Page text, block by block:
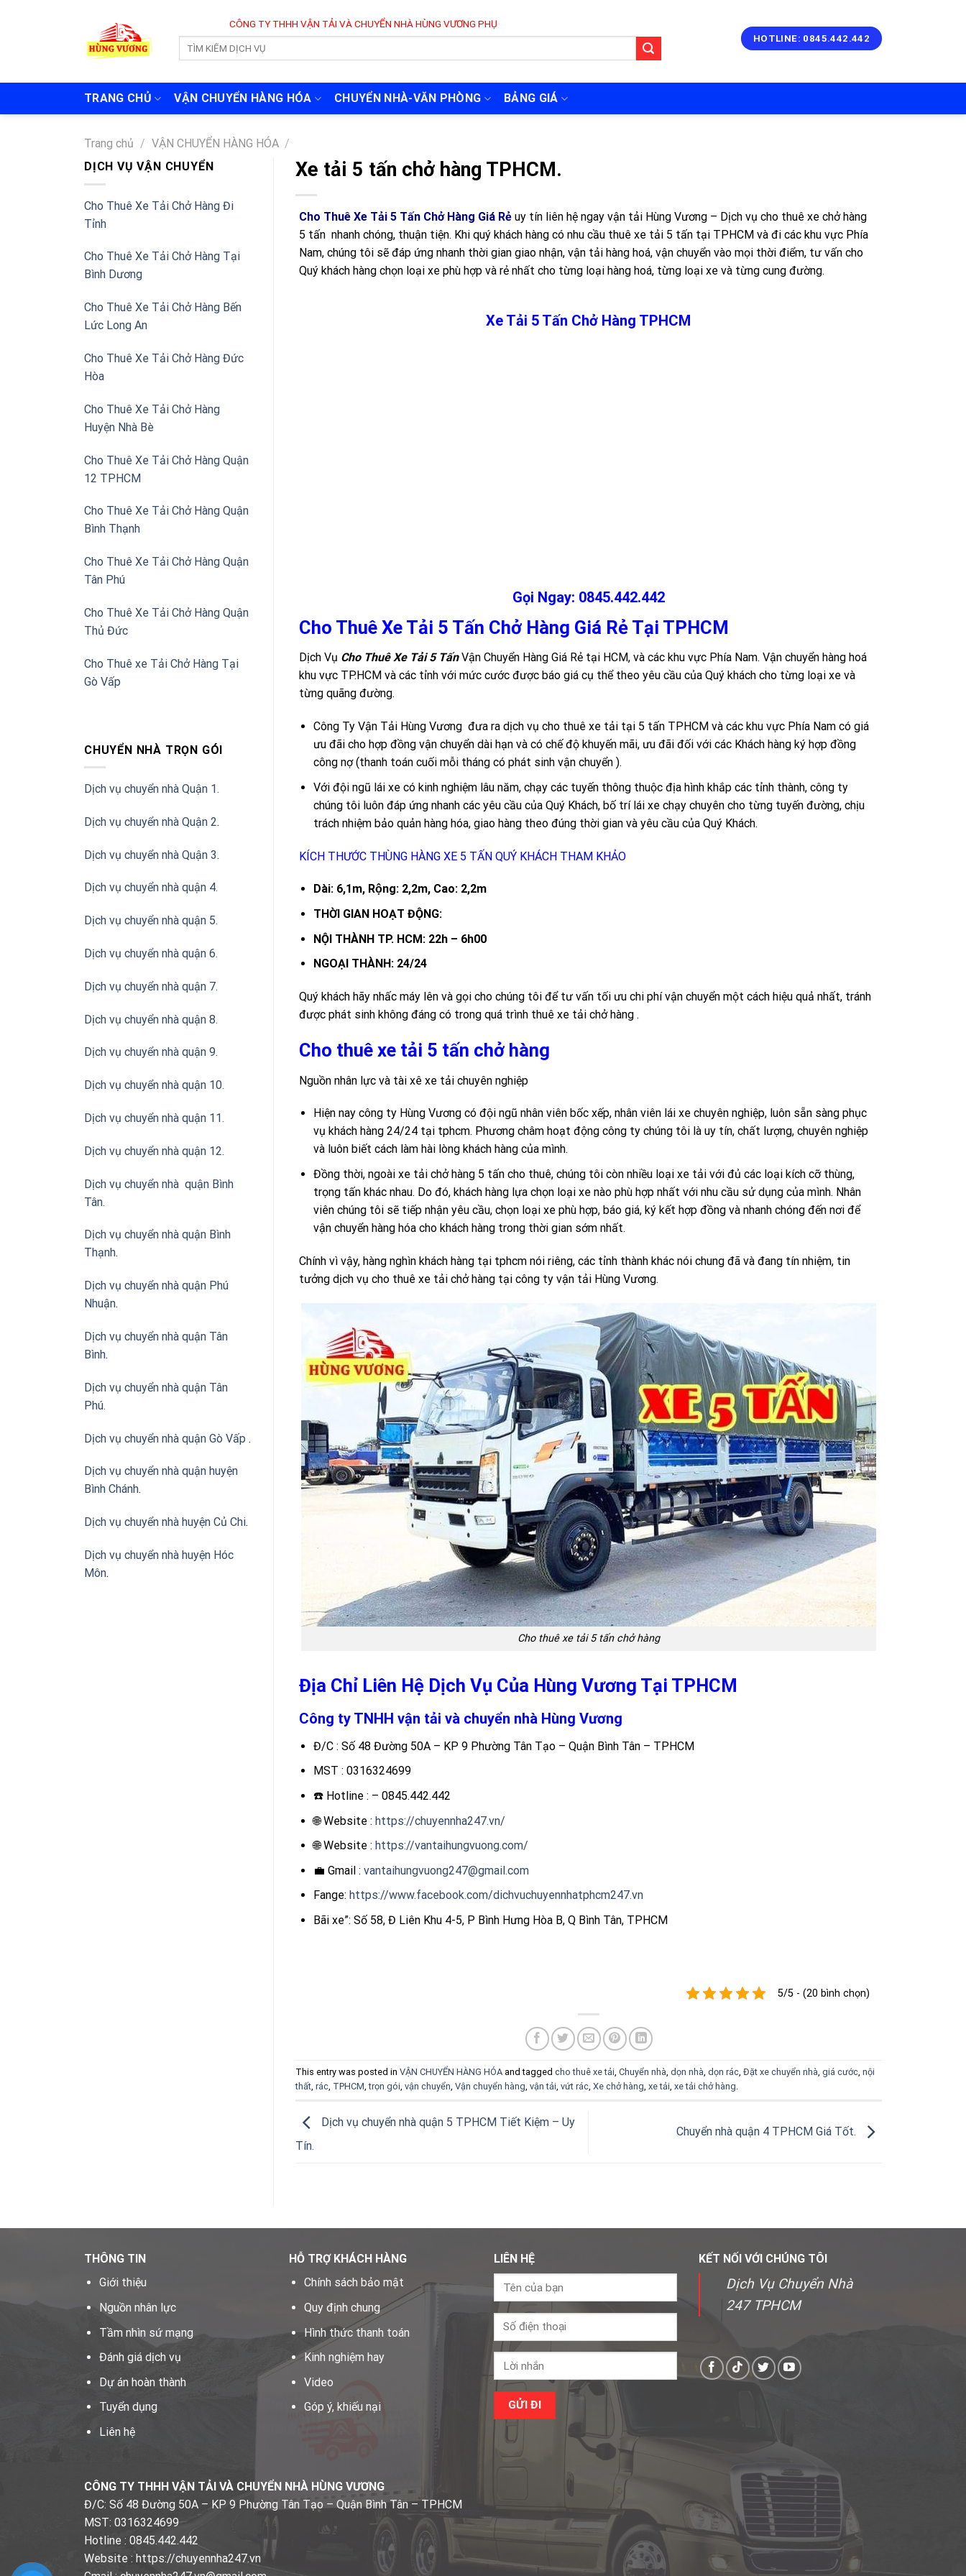
CÔNG TY THHH VẬN TẢI VÀ CHUYỂN NHÀ HÙNG VƯƠNG PHỤC VỤ 24/7
HOTLINE: 0845.442.442
TRANG CHỦ VẬN CHUYỂN HÀNG HÓA CHUYỂN NHÀ-VĂN PHÒNG BẢNG GIÁ
Trang chủ / VẬN CHUYỂN HÀNG HÓA /
DỊCH VỤ VẬN CHUYỂN
Cho Thuê Xe Tải Chở Hàng Đi
Tỉnh
Cho Thuê Xe Tải Chở Hàng Tại
Bình Dương
Cho Thuê Xe Tải Chở Hàng Bến
Lức Long An
Cho Thuê Xe Tải Chở Hàng Đức
Hòa
Cho Thuê Xe Tải Chở Hàng
Huyện Nhà Bè
Cho Thuê Xe Tải Chở Hàng Quận
12 TPHCM
Cho Thuê Xe Tải Chở Hàng Quận
Bình Thạnh
Cho Thuê Xe Tải Chở Hàng Quận
Tân Phú
Cho Thuê Xe Tải Chở Hàng Quận
Thủ Đức
Cho Thuê xe Tải Chở Hàng Tại
Gò Vấp
CHUYỂN NHÀ TRỌN GÓI
Dịch vụ chuyển nhà Quận 1.
Dịch vụ chuyển nhà Quận 2.
Dịch vụ chuyển nhà Quận 3.
Dịch vụ chuyển nhà quận 4.
Dịch vụ chuyển nhà quận 5.
Dịch vụ chuyển nhà quận 6.
Dịch vụ chuyển nhà quận 7.
Dịch vụ chuyển nhà quận 8.
Dịch vụ chuyển nhà quận 9.
Dịch vụ chuyển nhà quận 10.
Dịch vụ chuyển nhà quận 11.
Dịch vụ chuyển nhà quận 12.
Dịch vụ chuyển nhà quận Bình
Tân.
Dịch vụ chuyển nhà quận Bình
Thạnh.
Dịch vụ chuyển nhà quận Phú
Nhuận.
Dịch vụ chuyển nhà quận Tân
Bình.
Dịch vụ chuyển nhà quận Tân
Phú.
Dịch vụ chuyển nhà quận Gò Vấp .
Dịch vụ chuyển nhà quận huyện
Bình Chánh.
Dịch vụ chuyển nhà huyện Củ Chi.
Dịch vụ chuyển nhà huyện Hóc
Môn.
Xe tải 5 tấn chở hàng TPHCM.
Cho Thuê Xe Tải 5 Tấn Chở Hàng Giá Rẻ uy tín liên hệ ngay vận tải Hùng Vương – Dịch vụ cho thuê xe chở hàng
5 tấn nhanh chóng, thuận tiện. Khi quý khách hàng có nhu cầu thuê xe tải 5 tấn tại TPHCM và đi các khu vực Phía
Nam, chúng tôi sẽ đáp ứng nhanh thời gian giao nhận, vận tải hàng hoá, vận chuyển vào mọi thời điểm, tư vấn cho
Quý khách hàng chọn loại xe phù hợp và rẻ nhất cho từng loại hàng hoá, từng loại xe và từng cung đường.
Xe Tải 5 Tấn Chở Hàng TPHCM
Gọi Ngay: 0845.442.442
Cho Thuê Xe Tải 5 Tấn Chở Hàng Giá Rẻ Tại TPHCM
Dịch Vụ Cho Thuê Xe Tải 5 TấnVận Chuyển Hàng Giá Rẻ tại HCM, và các khu vực Phía Nam. Vận chuyển hàng hoá
khu vực TP.HCM và các tỉnh với mức cước được báo giá cụ thể theo yêu cầu của Quý khách cho từng loại xe và
từng quãng đường.
Công Ty Vận Tải Hùng Vương đưa ra dịch vụ cho thuê xe tải tại 5 tấn TPHCM và các khu vực Phía Nam có giá
ưu đãi cho hợp đồng vận chuyển dài hạn và có chế độ khuyến mãi, ưu đãi đối với các Khách hàng ký hợp đồng
công nợ (thanh toán cuối mỗi tháng có phát sinh vận chuyển ).
Với đội ngũ lái xe có kinh nghiệm lâu năm, chạy các tuyến thông thuộc địa hình khắp các tỉnh thành, công ty
chúng tôi luôn đáp ứng nhanh các yêu cầu của Quý Khách, bố trí lái xe chạy chuyên cho từng tuyến đường, chịu
trách nhiệm bảo quản hàng hóa, giao hàng theo đúng thời gian và yêu cầu của Quý Khách.
KÍCH THƯỚC THÙNG HÀNG XE 5 TẤN QUÝ KHÁCH THAM KHẢO
Dài: 6,1m, Rộng: 2,2m, Cao: 2,2m
THỜI GIAN HOẠT ĐỘNG:
NỘI THÀNH TP. HCM: 22h – 6h00
NGOẠI THÀNH: 24/24
Quý khách hãy nhấc máy lên và gọi cho chúng tôi để tư vấn tối ưu chi phí vận chuyển một cách hiệu quả nhất, tránh
được phát sinh không đáng có trong quá trình thuê xe tải chở hàng .
Cho thuê xe tải 5 tấn chở hàng
Nguồn nhân lực và tài xê xe tải chuyên nghiệp
Hiện nay công ty Hùng Vương có đội ngũ nhân viên bốc xếp, nhân viên lái xe chuyên nghiệp, luôn sẵn sàng phục
vụ khách hàng 24/24 tại tphcm. Phương châm hoạt động công ty chúng tôi là uy tín, chất lượng, chuyên nghiệp
và luôn biết cách làm hài lòng khách hàng của mình.
Đồng thời, ngoài xe tải chở hàng 5 tấn cho thuê, chúng tôi còn nhiều loại xe tải với đủ các loại kích cỡ thùng,
trọng tấn khác nhau. Do đó, khách hàng lựa chọn loại xe nào phù hợp nhất với nhu cầu sử dụng của mình. Nhân
viên chúng tôi sẽ tiếp nhận yêu cầu, chọn loại xe phù hợp, báo giá, ký kết hợp đồng và nhanh chóng đến nơi để
vận chuyển hàng hóa cho khách hàng trong thời gian sớm nhất.
Chính vì vậy, hàng nghìn khách hàng tại tphcm nói riêng, các tỉnh thành khác nói chung đã và đang tín nhiệm, tin
tưởng dịch vụ cho thuê xe tải chở hàng tại công ty vận tải Hùng Vương.
Cho thuê xe tải 5 tấn chở hàng
Địa Chỉ Liên Hệ Dịch Vụ Của Hùng Vương Tại TPHCM
Công ty TNHH vận tải và chuyển nhà Hùng Vương
Đ/C : Số 48 Đường 50A – KP 9 Phường Tân Tạo – Quận Bình Tân – TPHCM
MST : 0316324699
☎️ Hotline : – 0845.442.442
🌐 Website :https://chuyennha247.vn/
🌐 Website : https://vantaihungvuong.com/
💼 Gmail :vantaihungvuong247@gmail.com
Fange: https://www.facebook.com/dichvuchuyennhatphcm247.vn
Bãi xe”: Số 58, Đ Liên Khu 4-5, P Bình Hưng Hòa B, Q Bình Tân, TPHCM
5/5 - (20 bình chọn)
This entry was posted in VẬN CHUYỂN HÀNG HÓAand tagged cho thuê xe tải, Chuyển nhà, dọn nhà, dọn rác, Đặt xe chuyển nhà, giá cước, nội
thất, rác, TPHCM,trọn gói, vận chuyển, Vận chuyển hàng, vận tải, vứt rác, Xe chở hàng, xe tải, xe tải chở hàng.
Dịch vụ chuyển nhà quận 5 TPHCM Tiết Kiệm – Uy
Tín.
Chuyển nhà quận 4 TPHCM Giá Tốt.
THÔNG TIN
Giới thiệu
Nguồn nhân lực
Tầm nhìn sứ mạng
Đánh giá dịch vụ
Dự án hoàn thành
Tuyển dụng
Liên hệ
HỖ TRỢ KHÁCH HÀNG
Chính sách bảo mật
Quy định chung
Hình thức thanh toán
Kinh nghiệm hay
Video
Góp ý, khiếu nại
LIÊN HỆ KẾT NỐI VỚI CHÚNG TÔI
Dịch Vụ Chuyển Nhà
247 TPHCM
CÔNG TY THHH VẬN TẢI VÀ CHUYỂN NHÀ HÙNG VƯƠNG
Đ/C: Số 48 Đường 50A – KP 9 Phường Tân Tạo – Quận Bình Tân – TPHCM
MST: 0316324699
Hotline : 0845.442.442
Website : https://chuyennha247.vn